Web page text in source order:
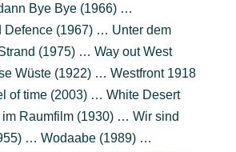
Bye Bye (1966) …
Defence (1967) … Unter dem
(1975) … Way out West
Wüste (1922) … Westfront 1918
of time (2003) … White Desert
Raumfilm (1930) … Wir sind
… Wodaabe (1989) …